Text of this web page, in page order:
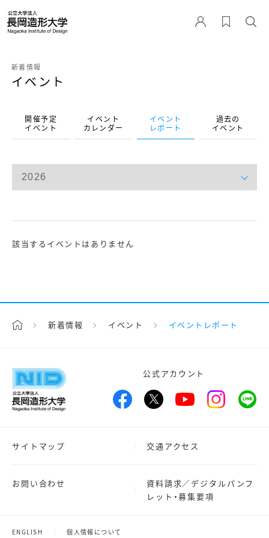
新着情報
イベント
開催予定
イベント
イベント
カレンダー
イベント
レポート
過去の
イベント
該当するイベントはありません
新着情報 イベント イベントレポート
公式アカウント
サイトマップ 交通アクセス
お問い合わせ
資料請求／デジタルパンフ
レット・募集要項
ENGLISH 個人情報について